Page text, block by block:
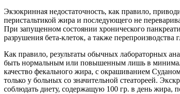
Экзокринная недостаточность, как правило,
перистальтикой жира и последующего не
При запущенном состоянии хронического
разрушения бета-клеток, а также перепроизводства
Как правило, результаты обычных лабораторных
быть нормальным или повышенным лишь в
качество фекального жира, с окрашиванием
только у больных со значительной стеатореей.
соблюдать диету, содержащую 100 гр. в день жира,